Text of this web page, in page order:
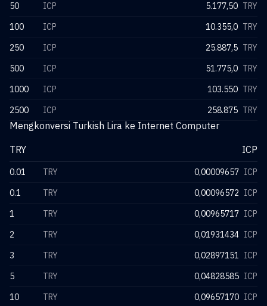
50
ICP 5.177,50 TRY
100
ICP 10.355,0 TRY
250
ICP 25.887,5 TRY
500
ICP 51.775,0 TRY
1000
ICP 103.550 TRY
2500
ICP 258.875 TRY
Mengkonversi Turkish Lira ke Internet Computer
TRY
ICP
0.01 TRY 0,00009657 ICP
0.1
TRY 0,00096572 ICP
1
TRY 0,00965717 ICP
2
TRY 0,01931434 ICP
3
TRY 0,02897151 ICP
5
TRY 0,04828585 ICP
10
TRY 0,09657170 ICP